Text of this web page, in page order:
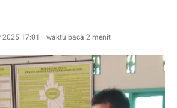
2025 17:01
waktu baca 2 menit